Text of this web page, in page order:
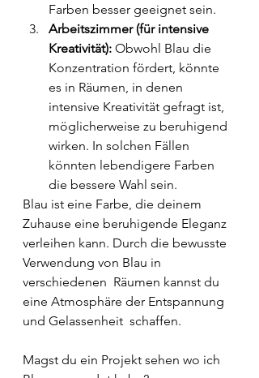
Farben besser geeignet sein.
Arbeitszimmer (für intensive
Kreativität): Obwohl Blau die
Konzentration fördert, könnte
es in Räumen, in denen
intensive Kreativität gefragt ist,
möglicherweise zu beruhigend
wirken. In solchen Fällen
könnten lebendigere Farben
die bessere Wahl sein.
Blau ist eine Farbe, die deinem
Zuhause eine beruhigende Eleganz
verleihen kann. Durch die bewusste
Verwendung von Blau in
verschiedenen  Räumen kannst du
eine Atmosphäre der Entspannung
und Gelassenheit  schaffen.
Magst du ein Projekt sehen wo ich